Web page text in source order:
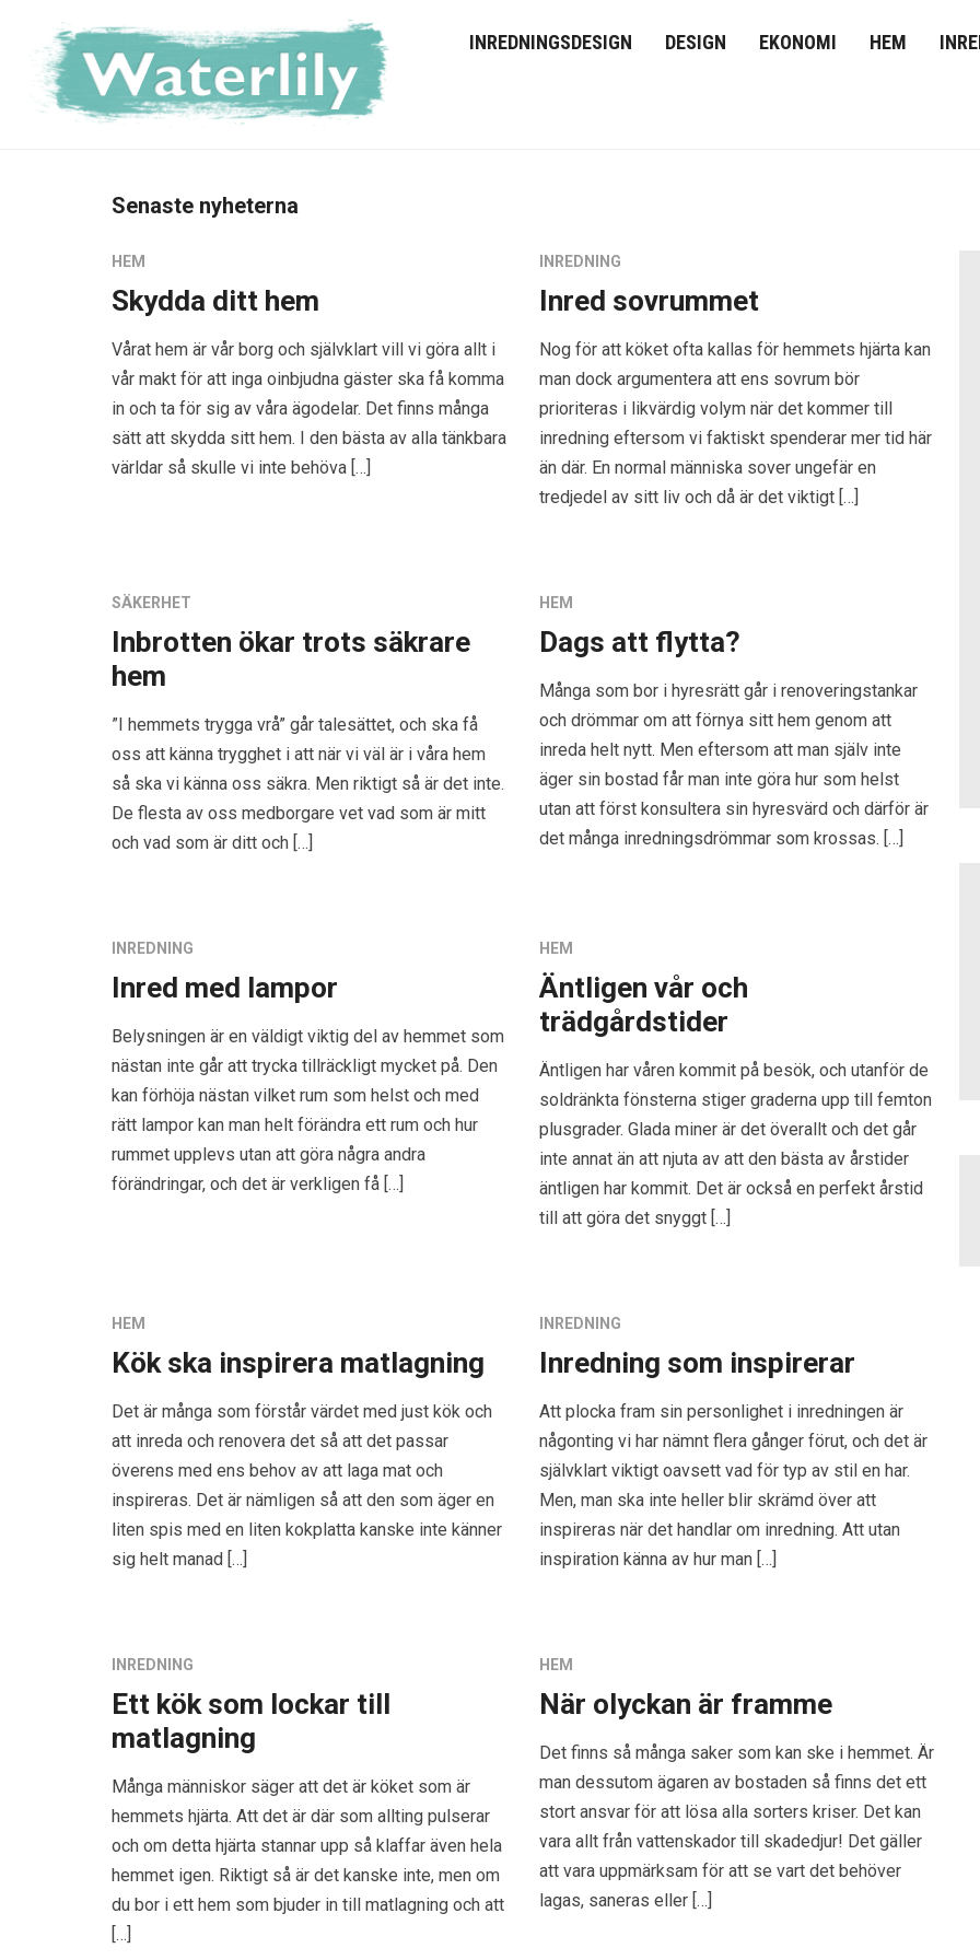
INREDNINGSDESIGN DESIGN EKONOMI HEM
Senaste nyheterna
HEM
Skydda ditt hem
Vårat hem är vår borg och självklart vill vi göra allt i
vår makt för att inga oinbjudna gäster ska få komma
in och ta för sig av våra ägodelar. Det finns många
sätt att skydda sitt hem. I den bästa av alla tänkbara
världar så skulle vi inte behöva […]
INREDNING
Inred sovrummet
Nog för att köket ofta kallas för hemmets hjärta kan
man dock argumentera att ens sovrum bör
prioriteras i likvärdig volym när det kommer till
inredning eftersom vi faktiskt spenderar mer tid här
än där. En normal människa sover ungefär en
tredjedel av sitt liv och då är det viktigt […]
SÄKERHET
Inbrotten ökar trots säkrare
hem
”I hemmets trygga vrå” går talesättet, och ska få
oss att känna trygghet i att när vi väl är i våra hem
så ska vi känna oss säkra. Men riktigt så är det inte.
De flesta av oss medborgare vet vad som är mitt
och vad som är ditt och […]
HEM
Dags att flytta?
Många som bor i hyresrätt går i renoveringstankar
och drömmar om att förnya sitt hem genom att
inreda helt nytt. Men eftersom att man själv inte
äger sin bostad får man inte göra hur som helst
utan att först konsultera sin hyresvärd och därför är
det många inredningsdrömmar som krossas. […]
INREDNING
Inred med lampor
Belysningen är en väldigt viktig del av hemmet som
nästan inte går att trycka tillräckligt mycket på. Den
kan förhöja nästan vilket rum som helst och med
rätt lampor kan man helt förändra ett rum och hur
rummet upplevs utan att göra några andra
förändringar, och det är verkligen få […]
HEM
Äntligen vår och
trädgårdstider
Äntligen har våren kommit på besök, och utanför de
soldränkta fönsterna stiger graderna upp till femton
plusgrader. Glada miner är det överallt och det går
inte annat än att njuta av att den bästa av årstider
äntligen har kommit. Det är också en perfekt årstid
till att göra det snyggt […]
HEM
Kök ska inspirera matlagning
Det är många som förstår värdet med just kök och
att inreda och renovera det så att det passar
överens med ens behov av att laga mat och
inspireras. Det är nämligen så att den som äger en
liten spis med en liten kokplatta kanske inte känner
sig helt manad […]
INREDNING
Inredning som inspirerar
Att plocka fram sin personlighet i inredningen är
någonting vi har nämnt flera gånger förut, och det är
självklart viktigt oavsett vad för typ av stil en har.
Men, man ska inte heller blir skrämd över att
inspireras när det handlar om inredning. Att utan
inspiration känna av hur man […]
INREDNING
Ett kök som lockar till
matlagning
Många människor säger att det är köket som är
hemmets hjärta. Att det är där som allting pulserar
och om detta hjärta stannar upp så klaffar även hela
hemmet igen. Riktigt så är det kanske inte, men om
du bor i ett hem som bjuder in till matlagning och att
[…]
HEM
När olyckan är framme
Det finns så många saker som kan ske i hemmet. Är
man dessutom ägaren av bostaden så finns det ett
stort ansvar för att lösa alla sorters kriser. Det kan
vara allt från vattenskador till skadedjur! Det gäller
att vara uppmärksam för att se vart det behöver
lagas, saneras eller […]